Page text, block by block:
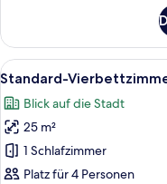
Dreibettzimmer
Alle
Fotos
für
Standard-
Vierbettzimmer
anzeigen
6
Standard-
Blick auf die Stadt
25 m²
1 Schlafzimmer
Platz für 4 Personen